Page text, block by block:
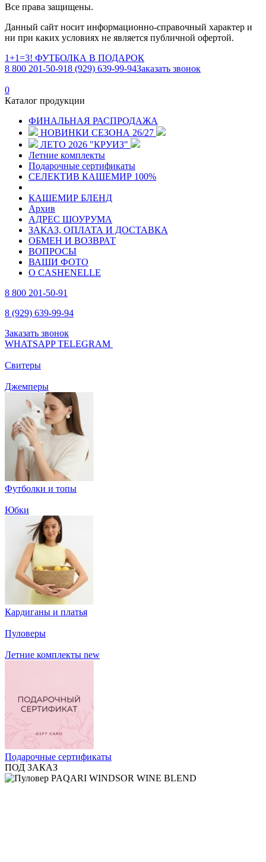
Все права защищены.
Данный сайт носит информационно-справочный характер и
ни при каких условиях не является публичной офертой.
1+1=3! ФУТБОЛКА В ПОДАРОК
8 800 201-50-918 (929) 639-99-94Заказать звонок
0
Каталог продукции
ФИНАЛЬНАЯ РАСПРОДАЖА
НОВИНКИ СЕЗОНА 26/27
ЛЕТО 2026 "КРУИЗ"
Летние комплекты
Подарочные сертификаты
СЕЛЕКТИВ КАШЕМИР 100%
КАШЕМИР БЛЕНД
Архив
АДРЕС ШОУРУМА
ЗАКАЗ, ОПЛАТА И ДОСТАВКА
ОБМЕН И ВОЗВРАТ
ВОПРОСЫ
ВАШИ ФОТО
О CASHENELLE
8 800 201-50-91
8 (929) 639-99-94
Заказать звонок
WHATSAPPTELEGRAM
Свитеры
Джемперы
Футболки и топы
Юбки
Кардиганы и платья
Пуловеры
Летние комплекты new
Подарочные сертификаты
ПОД ЗАКАЗ